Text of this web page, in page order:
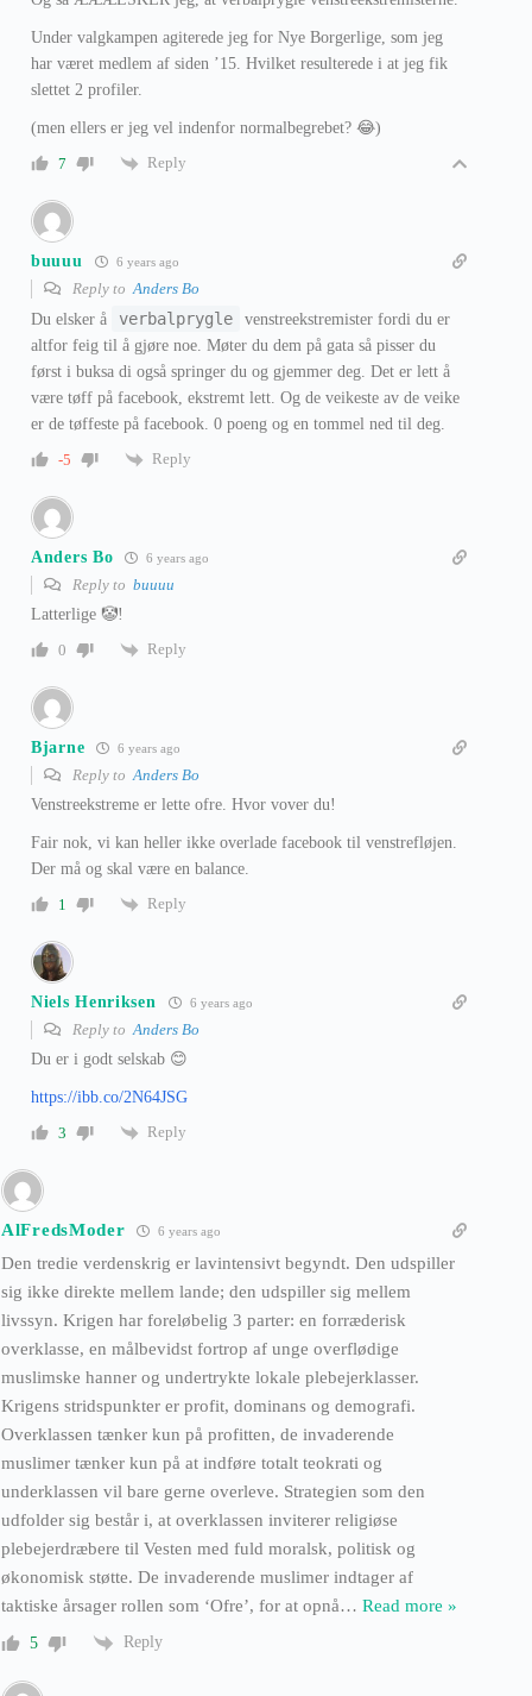
Under valgkampen agiterede jeg for Nye Borgerlige, som jeg
har været medlem af siden ’15. Hvilket resulterede i at jeg fik
slettet 2 profiler.
(men ellers er jeg vel indenfor normalbegrebet? 😂)
7
Reply
buuuu 6 years ago
Reply toAnders Bo
Du elsker å
verbalprygle
venstreekstremister fordi du er
altfor feig til å gjøre noe. Møter du dem på gata så pisser du
først i buksa di også springer du og gjemmer deg. Det er lett å
være tøff på facebook, ekstremt lett. Og de veikeste av de veike
er de tøffeste på facebook. 0 poeng og en tommel ned til deg.
-5
Reply
Anders Bo 6 years ago
Reply to buuuu
Latterlige 🤡!
0
Reply
Bjarne 6 years ago
Reply toAnders Bo
Venstreekstreme er lette ofre. Hvor vover du!
Fair nok, vi kan heller ikke overlade facebook til venstrefløjen.
Der må og skal være en balance.
1
Reply
Niels Henriksen 6 years ago
Reply toAnders Bo
Du er i godt selskab 😊
https://ibb.co/2N64JSG
3
Reply
AlFredsModer 6 years ago
Den tredie verdenskrig er lavintensivt begyndt. Den udspiller
sig ikke direkte mellem lande; den udspiller sig mellem
livssyn. Krigen har foreløbelig 3 parter: en forræderisk
overklasse, en målbevidst fortrop af unge overflødige
muslimske hanner og undertrykte lokale plebejerklasser.
Krigens stridspunkter er profit, dominans og demografi.
Overklassen tænker kun på profitten, de invaderende
muslimer tænker kun på at indføre totalt teokrati og
underklassen vil bare gerne overleve. Strategien som den
udfolder sig består i, at overklassen inviterer religiøse
plebejerdræbere til Vesten med fuld moralsk, politisk og
økonomisk støtte. De invaderende muslimer indtager af
taktiske årsager rollen som ‘Ofre’, for at opnå… Read more »
5 Reply